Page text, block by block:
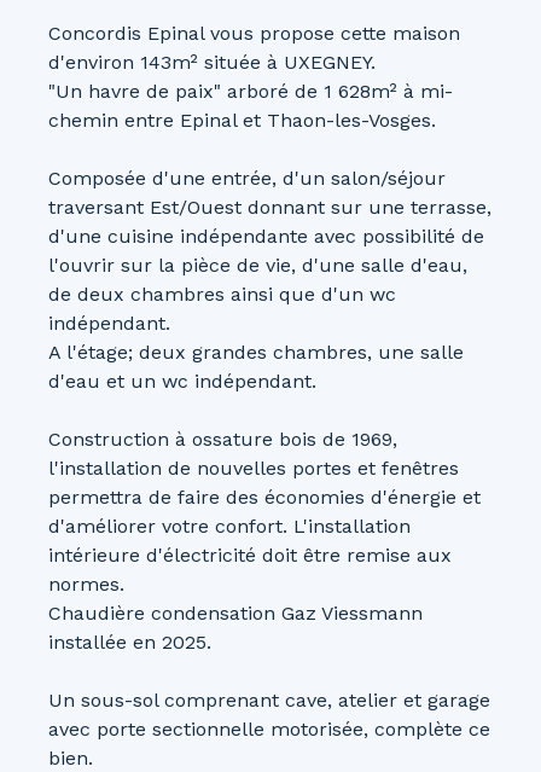
Concordis Epinal vous propose cette maison
d'environ 143m² située à UXEGNEY.
"Un havre de paix" arboré de 1 628m² à mi-
chemin entre Epinal et Thaon-les-Vosges.
Composée d'une entrée, d'un salon/séjour
traversant Est/Ouest donnant sur une terrasse,
d'une cuisine indépendante avec possibilité de
l'ouvrir sur la pièce de vie, d'une salle d'eau,
de deux chambres ainsi que d'un wc
indépendant.
A l'étage; deux grandes chambres, une salle
d'eau et un wc indépendant.
Construction à ossature bois de 1969,
l'installation de nouvelles portes et fenêtres
permettra de faire des économies d'énergie et
d'améliorer votre confort. L'installation
intérieure d'électricité doit être remise aux
normes.
Chaudière condensation Gaz Viessmann
installée en 2025.
Un sous-sol comprenant cave, atelier et garage
avec porte sectionnelle motorisée, complète ce
bien.